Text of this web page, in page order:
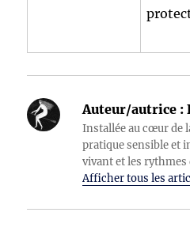
Auteur/autrice :
Installée au cœur de
pratique sensible et
vivant et les
Afficher tous les